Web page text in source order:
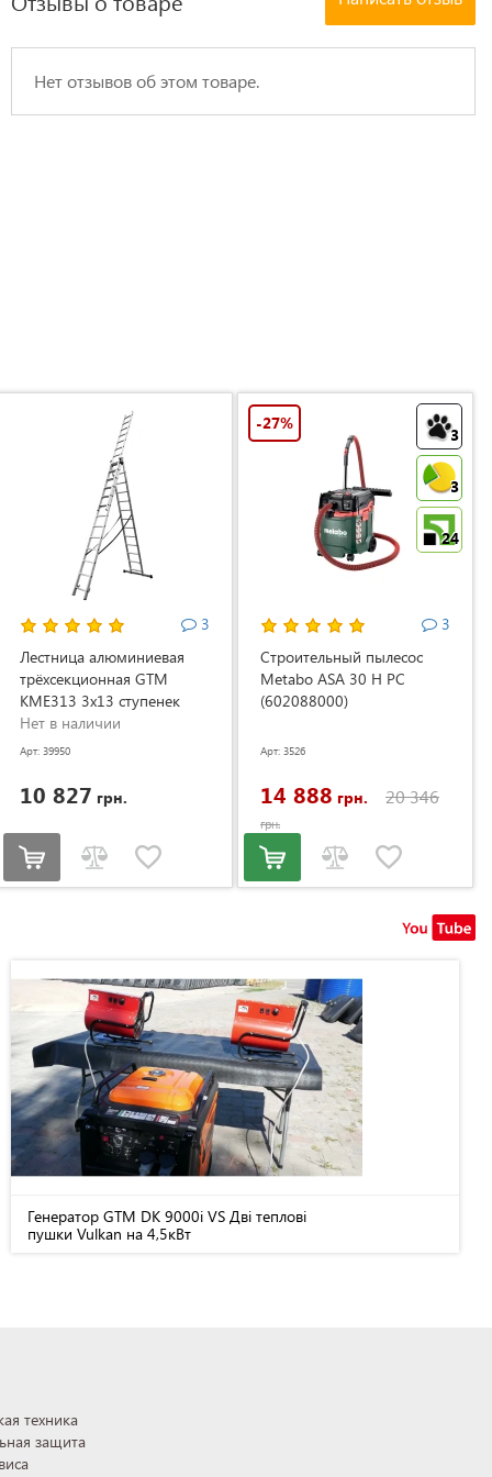
Нет отзывов об этом товаре.
3
Лестница алюминиевая
трёхсекционная GTM
KME313 3x13 ступенек
3.53-8.93м (KME313)
Нет в наличии
Арт: 39950
10 827 грн.
3
3
24
-27%
3
Строительный пылесос
Metabo ASA 30 H PC
(602088000)
Арт: 3526
14 888 грн. 20 346
грн.
Генератор GTM DK 9000i VS Дві теплові
пушки Vulkan на 4,5кВт
техника
защита